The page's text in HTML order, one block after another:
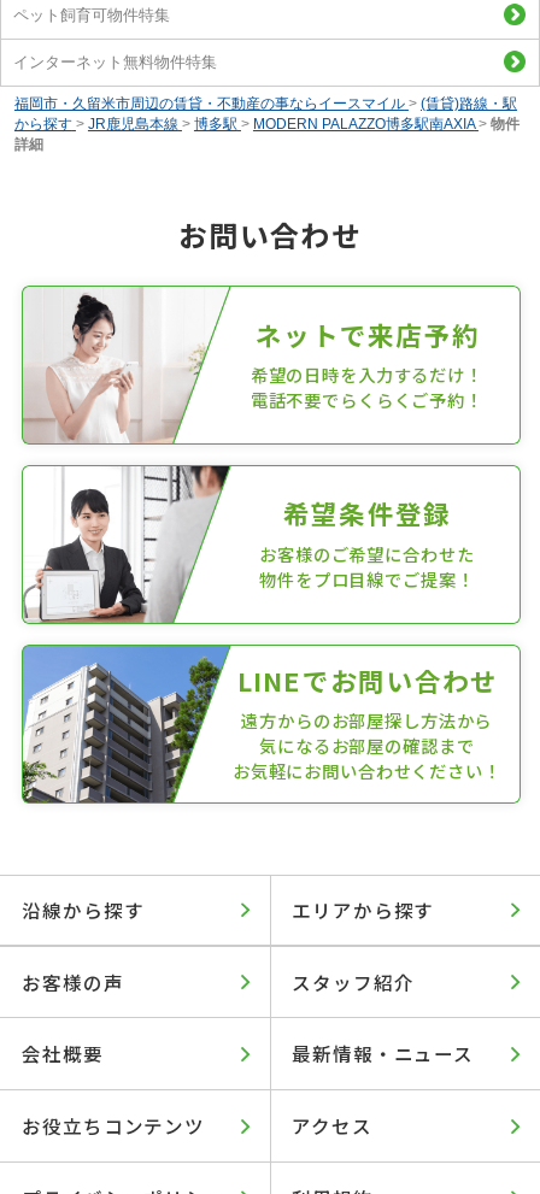
ペット飼育可物件特集
インターネット無料物件特集
福岡市・久留米市周辺の賃貸・不動産の事ならイースマイル > (賃貸)路線・駅
から探す > JR鹿児島本線 > 博多駅 > MODERN PALAZZO博多駅南AXIA > 物件
詳細
お問い合わせ
ネットで来店予約
希望の日時を入力するだけ！
電話不要でらくらくご予約！
希望条件登録
お客様のご希望に合わせた
物件をプロ目線でご提案！
LINEでお問い合わせ
遠方からのお部屋探し方法から
気になるお部屋の確認まで
お気軽にお問い合わせください！
沿線から探す エリアから探す
お客様の声 スタッフ紹介
会社概要 最新情報・ニュース
お役立ちコンテンツ アクセス